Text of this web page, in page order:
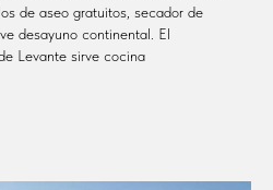
de aseo gratuitos, secador de
desayuno continental. El
Levante sirve cocina